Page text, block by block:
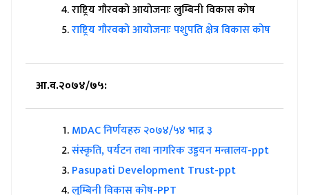
राष्ट्रिय गौरवको आयोजनाः लुम्बिनी विकास कोष
राष्ट्रिय गौरवको आयोजनाः पशुपति क्षेत्र विकास कोष
आ.व.२०७४/७५:
MDAC निर्णयहरु २०७४/५४ भाद्र ३
संस्कृति, पर्यटन तथा नागरिक उड्डयन मन्त्रालय-ppt
Pasupati Development Trust-ppt
लुम्बिनी विकास कोष-PPT